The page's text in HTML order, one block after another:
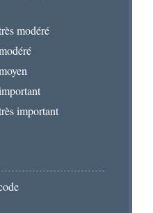
modéré
important